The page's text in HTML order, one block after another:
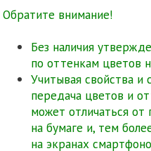
Обратите внимание!
Без наличия
по оттенкам цветов
Учитывая свойства и
передача цветов и
может отличаться
на бумаге и, тем
на экранах